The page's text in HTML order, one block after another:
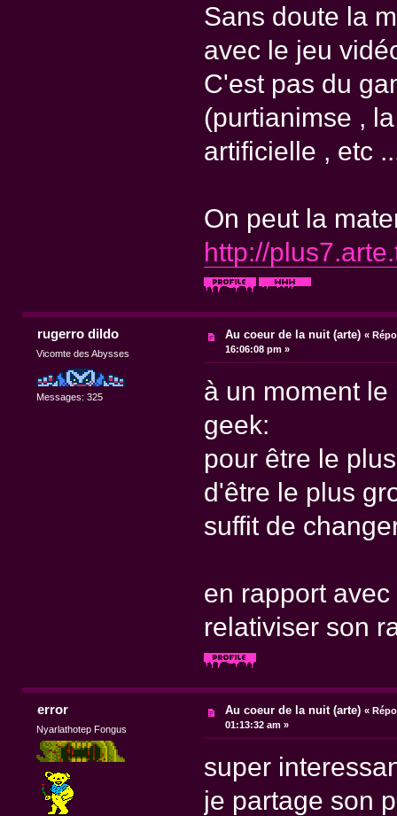
Sans doute la
avec le jeu
C'est pas du
(purtianimse ,
artificielle , etc
On peut la
http://
rugerro dildo
Vicomte des Abysses
Messages: 325
Au coeur de la nuit (arte) «
16:06:08 pm »
à un moment
geek:
pour être le
d'être le plus
suffit de
en rapport
relativiser son
error
Nyarlathotep Fongus
Au coeur de la nuit (arte) «
01:13:32 am »
super
je partage son